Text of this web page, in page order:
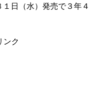
日（水）発売で３年４
ンク